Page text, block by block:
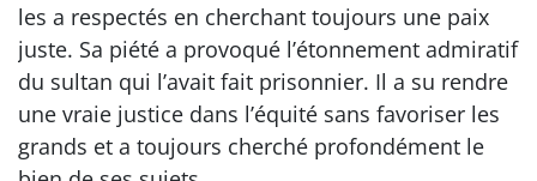
les a respectés en cherchant toujours une paix
juste. Sa piété a provoqué l’étonnement admiratif
du sultan qui l’avait fait prisonnier. Il a su rendre
une vraie justice dans l’équité sans favoriser les
grands et a toujours cherché profondément le